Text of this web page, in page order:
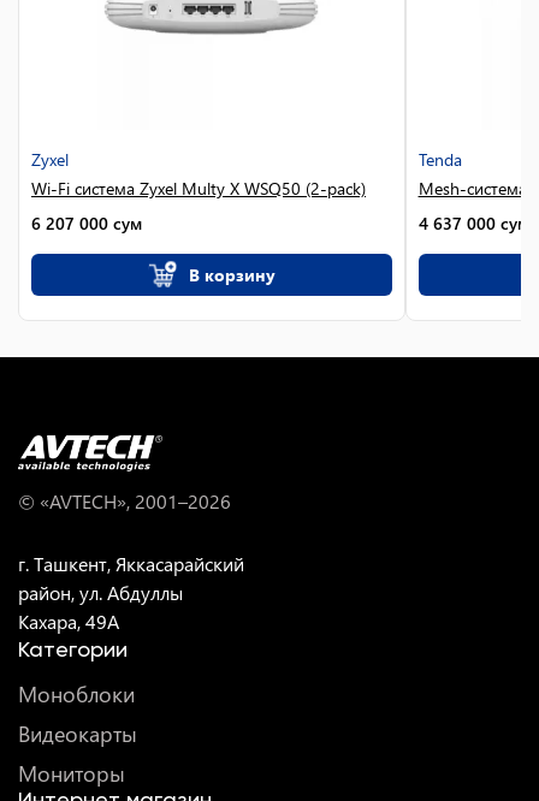
Zyxel
Wi-Fi система Zyxel Multy X WSQ50 (2-pack)
6 207 000 сум
В корзину
Tenda
Mesh-система
4 637 000 сум
© «AVTECH», 2001–2026
г. Ташкент, Яккасарайский
район, ул. Абдуллы
Кахара, 49A
Категории
Моноблоки
Видеокарты
Мониторы